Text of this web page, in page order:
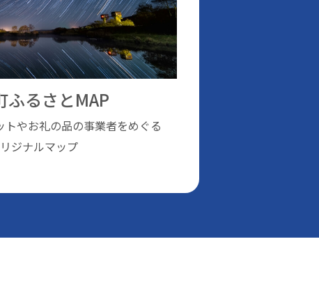
ふるさとMAP
トやお礼の品の事業者をめぐる
ジナルマップ